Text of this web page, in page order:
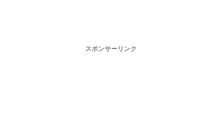
スポンサーリンク